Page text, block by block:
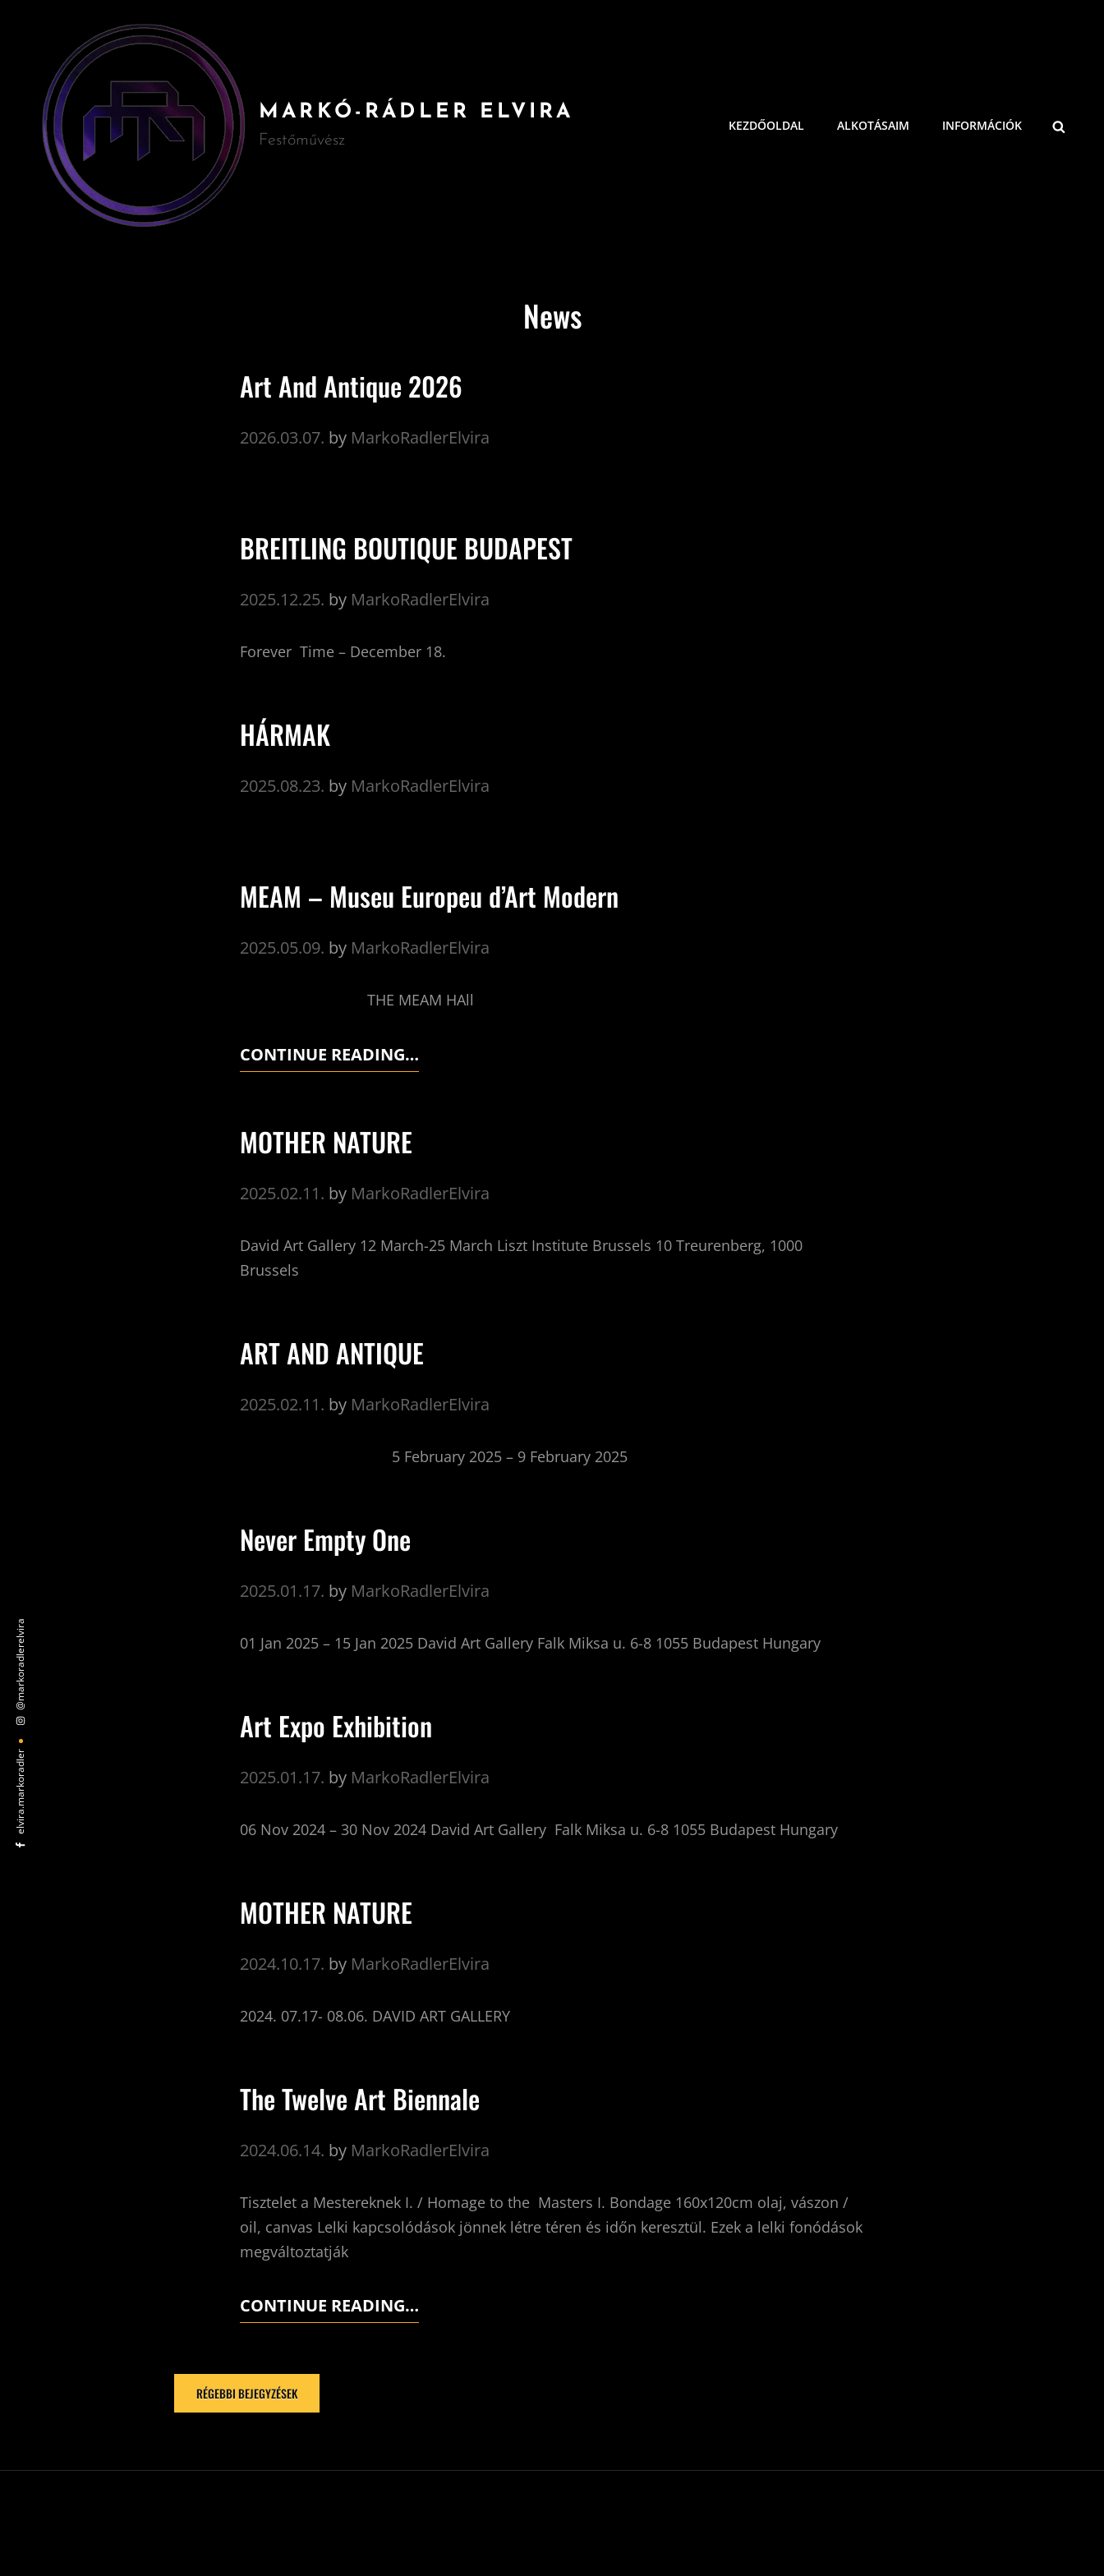
MARKÓ-RÁDLER ELVIRA
Festőművész
KEZDŐOLDAL ALKOTÁSAIM INFORMÁCIÓK
elvira.markoradler
@markoradlerelvira
News
Art And Antique 2026
2026.03.07. by MarkoRadlerElvira
BREITLING BOUTIQUE BUDAPEST
2025.12.25. by MarkoRadlerElvira
Forever Time – December 18.
HÁRMAK
2025.08.23. by MarkoRadlerElvira
MEAM – Museu Europeu d’Art Modern
2025.05.09. by MarkoRadlerElvira
THE MEAM HAll
CONTINUE READING…
MOTHER NATURE
2025.02.11. by MarkoRadlerElvira
David Art Gallery 12 March-25 March Liszt Institute Brussels 10 Treurenberg, 1000
Brussels
ART AND ANTIQUE
2025.02.11. by MarkoRadlerElvira
5 February 2025 – 9 February 2025
Never Empty One
2025.01.17. by MarkoRadlerElvira
01 Jan 2025 – 15 Jan 2025 David Art Gallery Falk Miksa u. 6-8 1055 Budapest Hungary
Art Expo Exhibition
2025.01.17. by MarkoRadlerElvira
06 Nov 2024 – 30 Nov 2024 David Art Gallery Falk Miksa u. 6-8 1055 Budapest Hungary
MOTHER NATURE
2024.10.17. by MarkoRadlerElvira
2024. 07.17- 08.06. DAVID ART GALLERY
The Twelve Art Biennale
2024.06.14. by MarkoRadlerElvira
Tisztelet a Mestereknek I. / Homage to the Masters I. Bondage 160x120cm olaj, vászon /
oil, canvas Lelki kapcsolódások jönnek létre téren és időn keresztül. Ezek a lelki fonódások
megváltoztatják
CONTINUE READING…
RÉGEBBI BEJEGYZÉSEK